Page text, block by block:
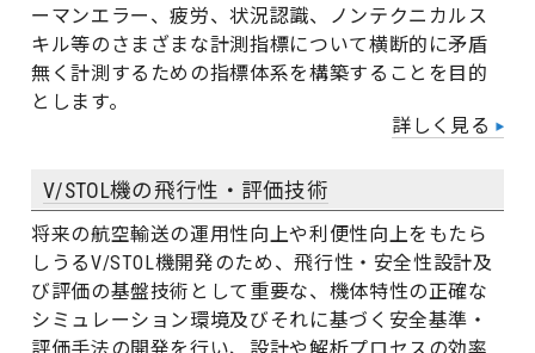
ーマンエラー、疲労、状況認識、ノンテクニカルス
キル等のさまざまな計測指標について横断的に矛盾
無く計測するための指標体系を構築することを目的
とします。
詳しく見る
V/STOL機の飛行性・評価技術
将来の航空輸送の運用性向上や利便性向上をもたら
しうるV/STOL機開発のため、飛行性・安全性設計及
び評価の基盤技術として重要な、機体特性の正確な
シミュレーション環境及びそれに基づく安全基準・
評価手法の開発を行い、設計や解析プロセスの効率